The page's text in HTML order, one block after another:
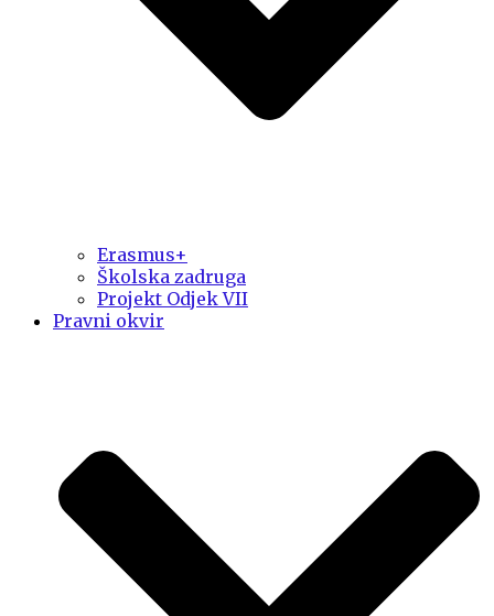
Erasmus+
Školska zadruga
Projekt Odjek VII
Pravni okvir